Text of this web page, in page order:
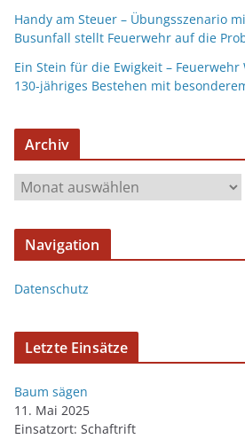
Handy am Steuer – Übungsszenario
Busunfall stellt Feuerwehr auf die
Ein Stein für die Ewigkeit –
130-jähriges Bestehen mit
Archiv
Navigation
Datenschutz
Letzte Einsätze
Baum sägen
11. Mai 2025
Einsatzort: Schaftrift